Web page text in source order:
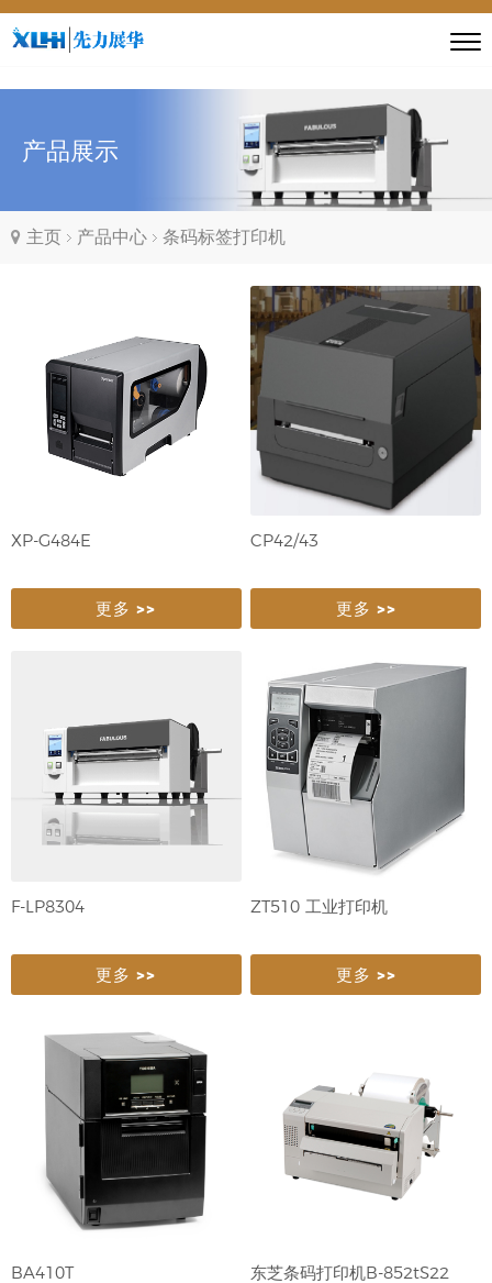
产品展示
主页 产品中心 条码标签打印机
XP-G484E
更多 >>
CP42/43
更多 >>
F-LP8304
更多 >>
ZT510 工业打印机
更多 >>
BA410T 东芝条码打印机B-852tS22